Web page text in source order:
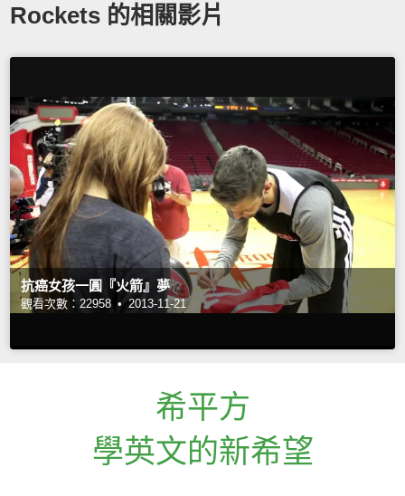
Rockets 的相關影片
抗癌女孩一圓『火箭』夢
觀看次數：22958 • 2013-11-21
希平方
學英文的新希望